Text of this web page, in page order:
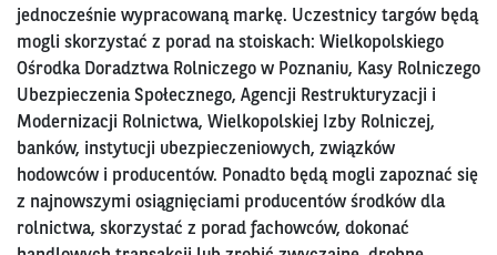
jednocześnie wypracowaną markę. Uczestnicy targów będą
mogli skorzystać z porad na stoiskach: Wielkopolskiego
Ośrodka Doradztwa Rolniczego w Poznaniu, Kasy Rolniczego
Ubezpieczenia Społecznego, Agencji Restrukturyzacji i
Modernizacji Rolnictwa, Wielkopolskiej Izby Rolniczej,
banków, instytucji ubezpieczeniowych, związków
hodowców i producentów. Ponadto będą mogli zapoznać się
z najnowszymi osiągnięciami producentów środków dla
rolnictwa, skorzystać z porad fachowców, dokonać